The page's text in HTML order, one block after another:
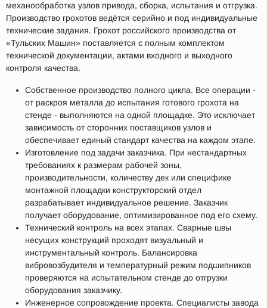
механообработка узлов привода, сборка, испытания и отгрузка.
Производство грохотов ведётся серийно и под индивидуальные
технические задания. Грохот российского производства от
«Тульских Машин» поставляется с полным комплектом
технической документации, актами входного и выходного
контроля качества.
Собственное производство полного цикла. Все операции -
от раскроя металла до испытания готового грохота на
стенде - выполняются на одной площадке. Это исключает
зависимость от сторонних поставщиков узлов и
обеспечивает единый стандарт качества на каждом этапе.
Изготовление под задачи заказчика. При нестандартных
требованиях к размерам рабочей зоны,
производительности, количеству дек или специфике
монтажной площадки конструкторский отдел
разрабатывает индивидуальное решение. Заказчик
получает оборудование, оптимизированное под его схему.
Технический контроль на всех этапах. Сварные швы
несущих конструкций проходят визуальный и
инструментальный контроль. Балансировка
вибровозбудителя и температурный режим подшипников
проверяются на испытательном стенде до отгрузки
оборудования заказчику.
Инженерное сопровождение проекта. Специалисты завода